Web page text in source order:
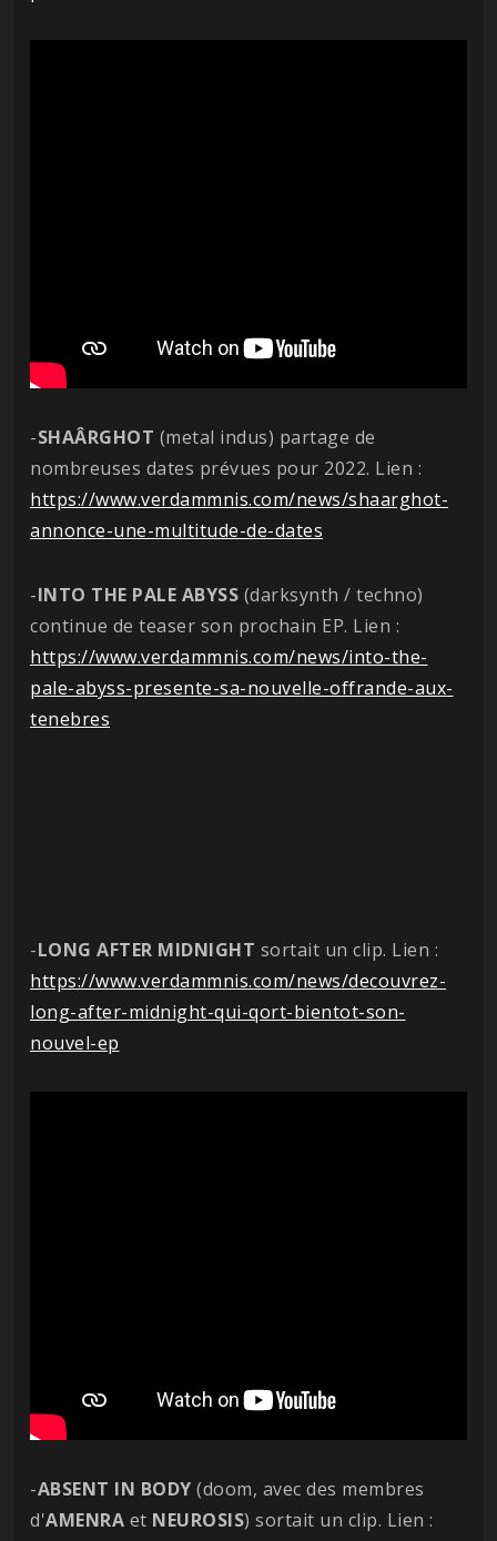
-SHAÂRGHOT (metal indus) partage de
nombreuses dates prévues pour 2022. Lien :
https://www.verdammnis.com/news/shaarghot-
annonce-une-multitude-de-dates
-INTO THE PALE ABYSS (darksynth / techno)
continue de teaser son prochain EP. Lien :
https://www.verdammnis.com/news/into-the-
pale-abyss-presente-sa-nouvelle-offrande-aux-
tenebres
-LONG AFTER MIDNIGHT sortait un clip. Lien :
https://www.verdammnis.com/news/decouvrez-
long-after-midnight-qui-qort-bientot-son-
nouvel-ep
-ABSENT IN BODY (doom, avec des membres
d'AMENRA et NEUROSIS) sortait un clip. Lien :